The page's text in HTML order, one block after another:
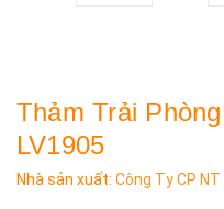
Thảm Trải
LV1905
Nhà sản xuất: Công Ty CP